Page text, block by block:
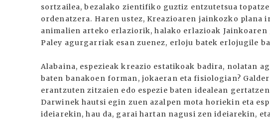
sortzailea, bezalako zientifiko guztiz entzutetsua
ordenatzera. Haren ustez, Kreazioaren jainkozko plana
animalien arteko erlaziorik, halako erlazioak Jainkoaren
Paley agurgarriak esan zuenez, erloju batek erlojugile
Alabaina, espezieak kreazio estatikoak badira, nolatan
baten banakoen forman, jokaeran eta fisiologian?
erantzuten zitzaien edo espezie baten idealean
Darwinek hautsi egin zuen azalpen mota horiekin eta
ideiarekin, hau da, garai hartan nagusi zen ideiarekin,